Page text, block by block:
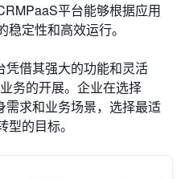
平台能够根据应用
定性和高效运行。
借其强大的功能和灵活
务的开展。企业在选择
求和业务场景，选择最适
的目标。